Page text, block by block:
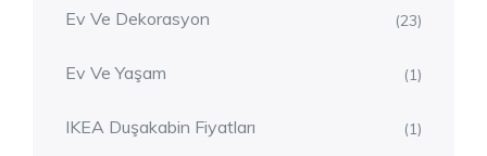
Ev Ve Dekorasyon (23)
Ev Ve Yaşam (1)
IKEA Duşakabin Fiyatları (1)